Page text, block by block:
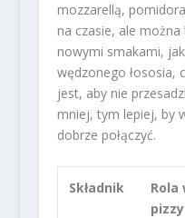
mozzarellą,
na czasie, ale
nowymi smakami,
wędzonego łososia,
jest, aby nie
mniej, tym lepiej, by
dobrze połączyć.
Składnik
Rola
pizzy